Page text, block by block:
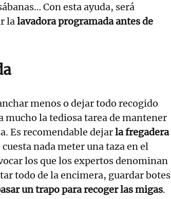
Con esta ayuda, será
lalavadoraprogramada antes de
menos o dejar todo recogido
mucho la tediosa tarea de mantener
Es recomendable dejarla fregadera
cuesta nada meter una taza en el
los que los expertos denominan
todo de la encimera, guardar botes
un trapo para recoger las migas.